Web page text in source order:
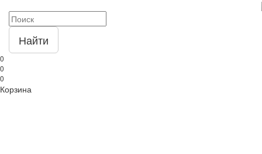
Найти
0
0
0
Корзина